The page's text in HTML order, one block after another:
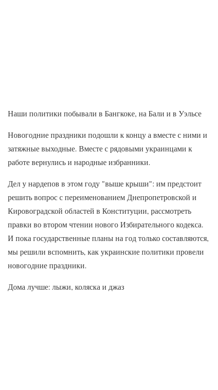
Наши политики побывали в Бангкоке, на Бали и в Уэльсе
Новогодние праздники подошли к концу а вместе с ними и
затяжные выходные. Вместе с рядовыми украинцами к
работе вернулись и народные избранники.
Дел у нардепов в этом году "выше крыши": им предстоит
решить вопрос с переименованием Днепропетровской и
Кировоградской областей в Конституции, рассмотреть
правки во втором чтении нового Избирательного кодекса.
И пока государственные планы на год только составляются,
мы решили вспомнить, как украинские политики провели
новогодние праздники.
Дома лучше: лыжи, коляска и джаз